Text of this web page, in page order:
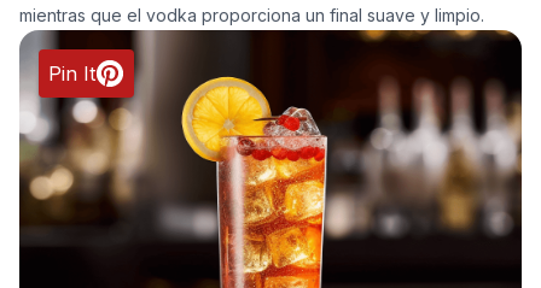
mientras que el vodka proporciona un final suave y limpio.
Pin It